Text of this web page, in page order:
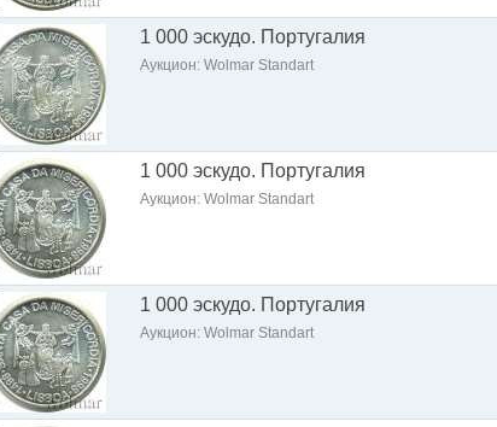
1 000 эскудо. Португалия
Аукцион: Wolmar Standart
1 000 эскудо. Португалия
Аукцион: Wolmar Standart
1 000 эскудо. Португалия
Аукцион: Wolmar Standart